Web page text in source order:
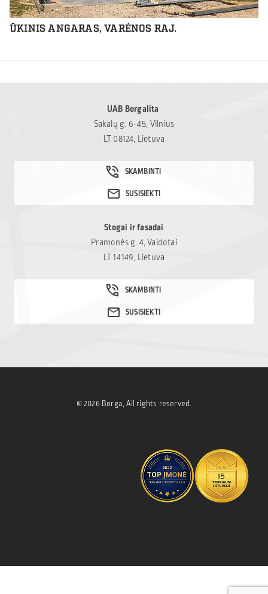
ŪKINIS ANGARAS, VARĖNOS RAJ.
UAB Borgalita
Sakalų g. 6-45, Vilnius
LT 08124, Lietuva
Stogai ir fasadai
Pramonės g. 4, Vaidotai
LT 14149, Lietuva
© 2026 Borga, All rights reserved.